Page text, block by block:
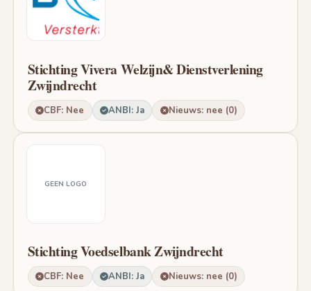
Stichting Vivera Welzijn& Dienstverlening
Zwijndrecht
CBF: Nee ANBI: Ja Nieuws: nee (0)
GEEN LOGO
Stichting Voedselbank Zwijndrecht
CBF: Nee ANBI: Ja Nieuws: nee (0)